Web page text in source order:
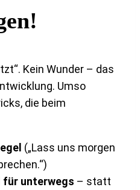
Kein Wunder – das
Umso
die beim
(„Lass uns morgen
unterwegs – statt